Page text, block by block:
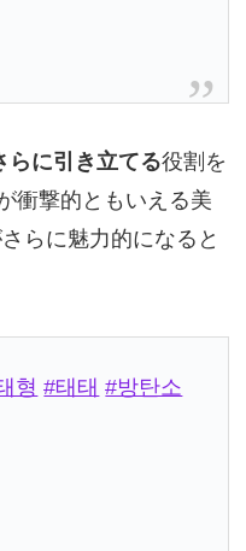
らに引き立てる役割を
衝撃的ともいえる美
らに魅力的になると
형 #태태 #방탄소